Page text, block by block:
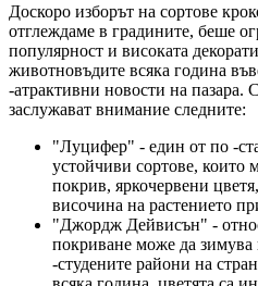
Доскоро изборът на сортове
отглеждаме в градините, беше
популярност и високата
животновъдите всяка година
-атрактивни новости на пазара.
заслужават внимание следните:
"Луцифер" - един от по -
устойчиви сортове, които
покрив, яркочервени
височина на растението
"Джордж Дейвисън" -
покриване може да зимува
-студените райони на